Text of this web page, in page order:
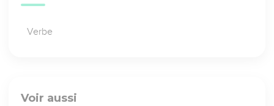
Verbe
Voir aussi